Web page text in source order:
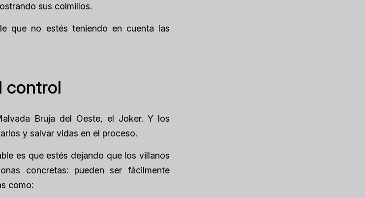
sus colmillos.
que no estés teniendo en cuenta las
control
Bruja del Oeste, el Joker. Y los
y salvar vidas en el proceso.
es que estés dejando que los villanos
concretas: pueden ser fácilmente
como: